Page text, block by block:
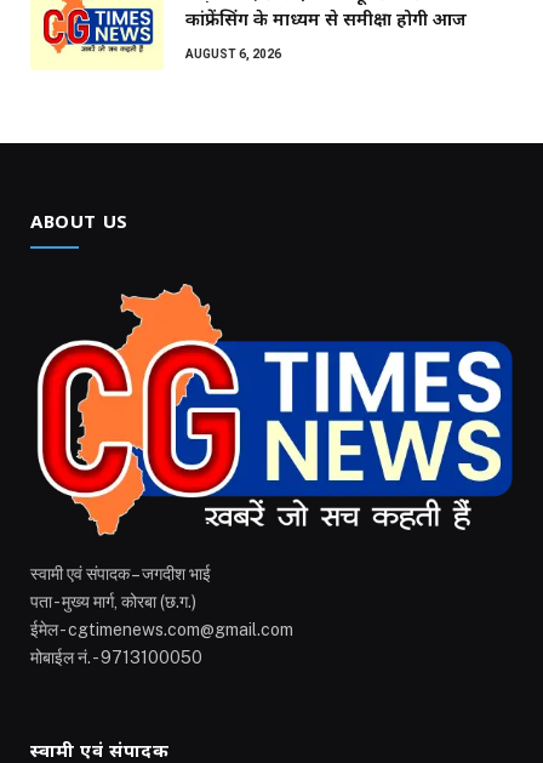
कांफ्रेंसिंग के माध्यम से समीक्षा होगी आज
AUGUST 6, 2026
ABOUT US
स्वामी एवं संपादक – जगदीश भाई
पता - मुख्य मार्ग, कोरबा (छ.ग.)
ईमेल - cgtimenews.com@gmail.com
मोबाईल नं. - 9713100050
स्वामी एवं संपादक